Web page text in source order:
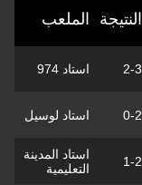
النتيجة الملعب
2-3 استاد 974
0-2 استاد لوسيل
1-2
استاد المدينة
التعليمية